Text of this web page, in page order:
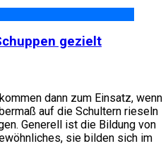
gezielt
dann zum Einsatz, wenn
auf die Schultern rieseln
Generell ist die Bildung von
sie bilden sich im